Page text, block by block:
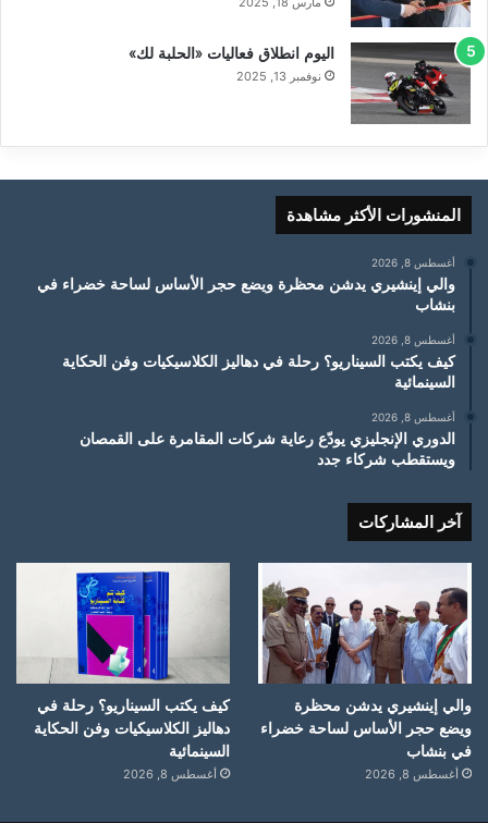
اليوم انطلاق فعاليات «الحلبة لك»
نوفمبر 13, 2025
المنشورات الأكثر مشاهدة
أغسطس 8, 2026
والي إينشيري يدشن محظرة ويضع حجر الأساس لساحة خضراء في
بنشاب
أغسطس 8, 2026
كيف يكتب السيناريو؟ رحلة في دهاليز الكلاسيكيات وفن الحكاية
السينمائية
أغسطس 8, 2026
الدوري الإنجليزي يودّع رعاية شركات المقامرة على القمصان
ويستقطب شركاء جدد
آخر المشاركات
والي إينشيري يدشن محظرة
ويضع حجر الأساس لساحة خضراء
في بنشاب
أغسطس 8, 2026
كيف يكتب السيناريو؟ رحلة في
دهاليز الكلاسيكيات وفن الحكاية
السينمائية
أغسطس 8, 2026